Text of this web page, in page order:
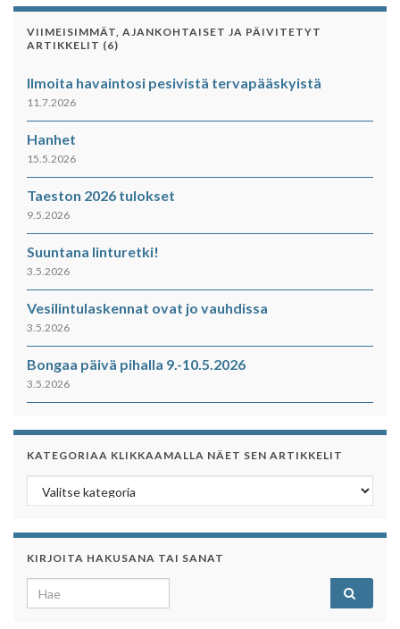
VIIMEISIMMÄT, AJANKOHTAISET JA PÄIVITETYT
ARTIKKELIT (6)
Ilmoita havaintosi pesivistä tervapääskyistä
11.7.2026
Hanhet
15.5.2026
Taeston 2026 tulokset
9.5.2026
Suuntana linturetki!
3.5.2026
Vesilintulaskennat ovat jo vauhdissa
3.5.2026
Bongaa päivä pihalla 9.-10.5.2026
3.5.2026
KATEGORIAA KLIKKAAMALLA NÄET SEN ARTIKKELIT
Kategoriaa klikkaamalla näet sen artikkelit
KIRJOITA HAKUSANA TAI SANAT
Search for: